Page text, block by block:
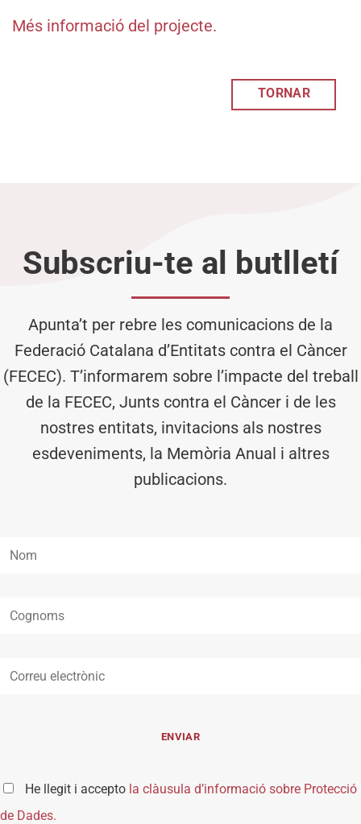
Més informació del projecte.
TORNAR
Subscriu-te al butlletí
Apunta’t per rebre les comunicacions de la
Federació Catalana d’Entitats contra el Càncer
(FECEC). T’informarem sobre l’impacte del treball
de la FECEC, Junts contra el Càncer i de les
nostres entitats, invitacions als nostres
esdeveniments, la Memòria Anual i altres
publicacions.
He llegit i accepto la clàusula d’informació sobre Protecció
de Dades.